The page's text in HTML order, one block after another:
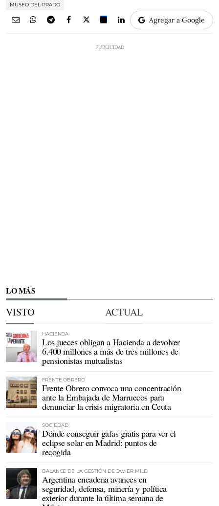
MUSEO DEL PRADO
Agregar a Google
LO MÁS
VISTO ACTUAL
HACIENDA
Los jueces obligan a Hacienda a devolver
6.400 millones a más de tres millones de
pensionistas mutualistas
FRENTE OBRERO
Frente Obrero convoca una concentración
ante la Embajada de Marruecos para
denunciar la crisis migratoria en Ceuta
SOCIEDAD
Dónde conseguir gafas gratis para ver el
eclipse solar en Madrid: puntos de
recogida
BALANCE DE LA GESTIÓN DE JAVIER MILEI
Argentina encadena avances en
seguridad, defensa, minería y política
exterior durante la última semana de